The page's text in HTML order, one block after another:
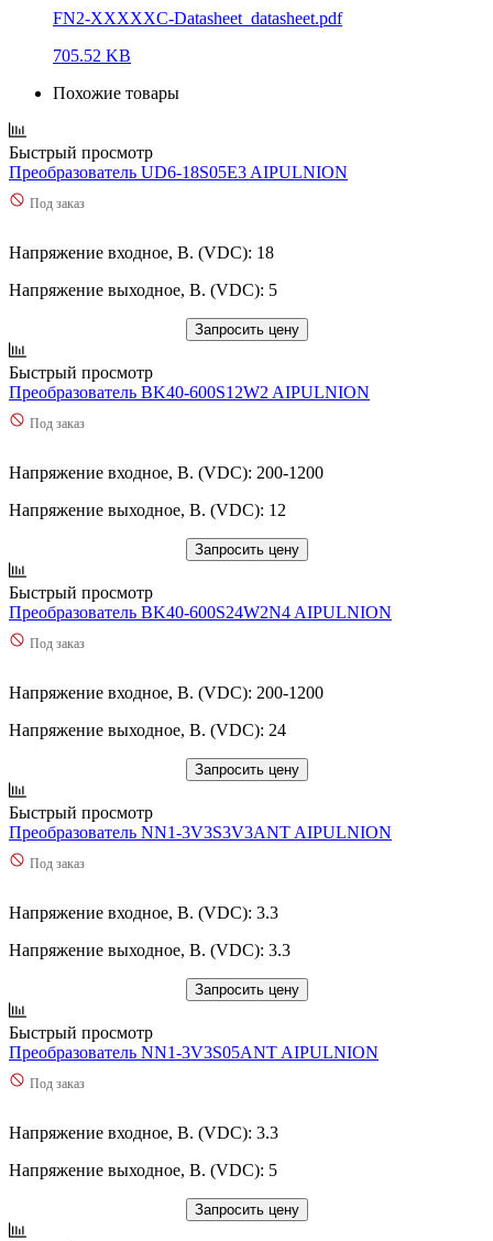
FN2-XXXXXC-Datasheet_datasheet.pdf
705.52 KB
Похожие товары
Быстрый просмотр
Преобразователь UD6-18S05E3 AIPULNION
Под заказ
Напряжение входное, В. (VDC): 18
Напряжение выходное, В. (VDC): 5
Запросить цену
Быстрый просмотр
Преобразователь BK40-600S12W2 AIPULNION
Под заказ
Напряжение входное, В. (VDC): 200-1200
Напряжение выходное, В. (VDC): 12
Запросить цену
Быстрый просмотр
Преобразователь BK40-600S24W2N4 AIPULNION
Под заказ
Напряжение входное, В. (VDC): 200-1200
Напряжение выходное, В. (VDC): 24
Запросить цену
Быстрый просмотр
Преобразователь NN1-3V3S3V3ANT AIPULNION
Под заказ
Напряжение входное, В. (VDC): 3.3
Напряжение выходное, В. (VDC): 3.3
Запросить цену
Быстрый просмотр
Преобразователь NN1-3V3S05ANT AIPULNION
Под заказ
Напряжение входное, В. (VDC): 3.3
Напряжение выходное, В. (VDC): 5
Запросить цену